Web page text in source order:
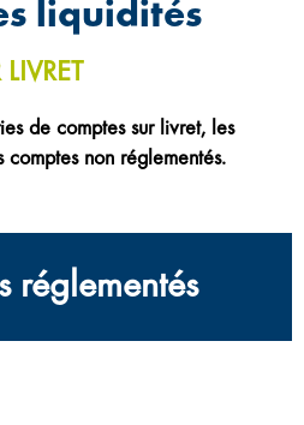
liquidités
de comptes sur livret, les
non réglementés.
réglementés